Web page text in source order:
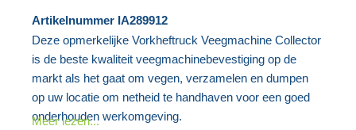
het
einde
van
afbeeldingen-
naar
het
begin
Artikelnummer IA289912
Deze opmerkelijke Vorkheftruck Veegmachine Collector
is de beste kwaliteit veegmachinebevestiging op de
markt als het gaat om vegen, verzamelen en dumpen
op uw locatie om netheid te handhaven voor een goed
onderhouden werkomgeving.
Meer lezen...